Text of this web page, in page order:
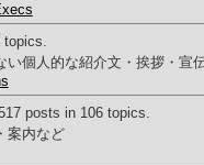
topics.
い個人的な紹介文・挨拶・宣
posts in 106 topics.
案内など